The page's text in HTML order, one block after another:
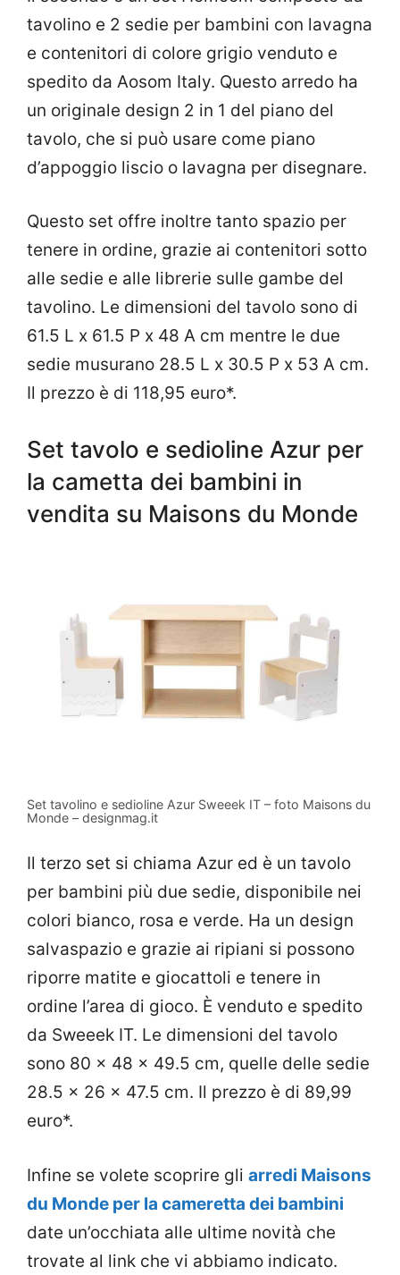
tavolino e 2 sedie per bambini con lavagna
e contenitori di colore grigio venduto e
spedito da Aosom Italy. Questo arredo ha
un originale design 2 in 1 del piano del
tavolo, che si può usare come piano
d’appoggio liscio o lavagna per disegnare.
Questo set offre inoltre tanto spazio per
tenere in ordine, grazie ai contenitori sotto
alle sedie e alle librerie sulle gambe del
tavolino. Le dimensioni del tavolo sono di
61.5 L x 61.5 P x 48 A cm mentre le due
sedie musurano 28.5 L x 30.5 P x 53 A cm.
Il prezzo è di 118,95 euro*.
Set tavolo e sedioline Azur per
la cametta dei bambini in
vendita su Maisons du Monde
Set tavolino e sedioline Azur Sweeek IT – foto Maisons du
Monde – designmag.it
Il terzo set si chiama Azur ed è un tavolo
per bambini più due sedie, disponibile nei
colori bianco, rosa e verde. Ha un design
salvaspazio e grazie ai ripiani si possono
riporre matite e giocattoli e tenere in
ordine l’area di gioco. È venduto e spedito
da Sweeek IT. Le dimensioni del tavolo
sono 80 x 48 x 49.5 cm, quelle delle sedie
28.5 x 26 x 47.5 cm. Il prezzo è di 89,99
euro*.
Infine se volete scoprire gli arredi Maisons
du Monde per la cameretta dei bambini
date un’occhiata alle ultime novità che
trovate al link che vi abbiamo indicato.